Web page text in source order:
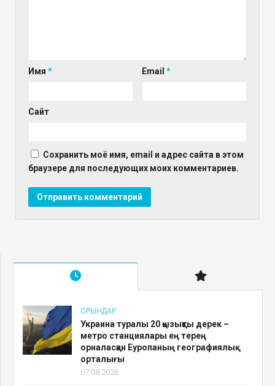
Имя * Email*
Сайт
Сохранить моё имя, email и адрес сайта в этом
браузере для последующих моих комментариев.
ОРЫНДАР
Украина туралы 20 қызықты дерек –
метро станциялары ең терең
орналасқан Еуропаның географиялық
орталығы
07.08.2026